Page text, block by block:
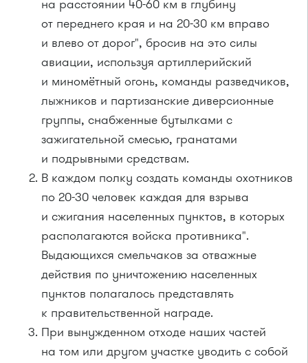
на расстоянии 40-60 км в глубину
от переднего края и на 20-30 км вправо
и влево от дорог", бросив на это силы
авиации, используя артиллерийский
и миномётный огонь, команды разведчиков,
лыжников и партизанские диверсионные
группы, снабженные бутылками с
зажигательной смесью, гранатами
и подрывными средствам.
В каждом полку создать команды охотников
по 20-30 человек каждая для взрыва
и сжигания населенных пунктов, в которых
располагаются войска противника".
Выдающихся смельчаков за отважные
действия по уничтожению населенных
пунктов полагалось представлять
к правительственной награде.
При вынужденном отходе наших частей
на том или другом участке уводить с собой